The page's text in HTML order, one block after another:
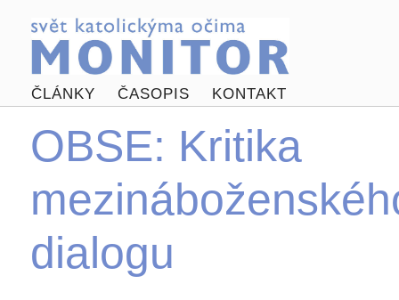
ČLÁNKY ČASOPIS KONTAKT
OBSE: Kritika
dialogu